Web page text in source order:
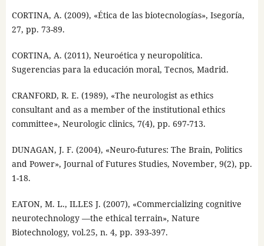
CORTINA, A. (2009), «Ética de las biotecnologías», Isegoría,
27, pp. 73-89.
CORTINA, A. (2011), Neuroética y neuropolítica.
Sugerencias para la educación moral, Tecnos, Madrid.
CRANFORD, R. E. (1989), «The neurologist as ethics
consultant and as a member of the institutional ethics
committee», Neurologic clinics, 7(4), pp. 697-713.
DUNAGAN, J. F. (2004), «Neuro-futures: The Brain, Politics
and Power», Journal of Futures Studies, November, 9(2), pp.
1-18.
EATON, M. L., ILLES J. (2007), «Commercializing cognitive
neurotechnology —the ethical terrain», Nature
Biotechnology, vol.25, n. 4, pp. 393-397.